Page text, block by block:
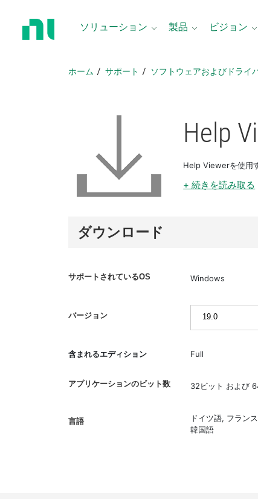
ソリューション 製品 ビジョン
ホーム サポート ソフトウェアおよびドライ
Help
Help Viewerを使用
+ 続きを読み取る
ダウンロード
サポートされているOS Windows
バージョン
含まれるエディション Full
アプリケーションのビット数 32ビット および
言語
ドイツ語, フラン
韓国語